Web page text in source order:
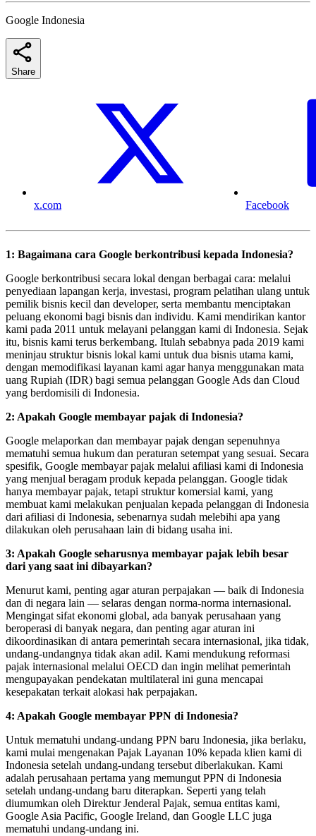
Google Indonesia
Share
x.com Facebook
1: Bagaimana cara Google berkontribusi kepada Indonesia?
Google berkontribusi secara lokal dengan berbagai cara: melalui
penyediaan lapangan kerja, investasi, program pelatihan ulang untuk
pemilik bisnis kecil dan developer, serta membantu menciptakan
peluang ekonomi bagi bisnis dan individu. Kami mendirikan kantor
kami pada 2011 untuk melayani pelanggan kami di Indonesia. Sejak
itu, bisnis kami terus berkembang. Itulah sebabnya pada 2019 kami
meninjau struktur bisnis lokal kami untuk dua bisnis utama kami,
dengan memodifikasi layanan kami agar hanya menggunakan mata
uang Rupiah (IDR) bagi semua pelanggan Google Ads dan Cloud
yang berdomisili di Indonesia.
2: Apakah Google membayar pajak di Indonesia?
Google melaporkan dan membayar pajak dengan sepenuhnya
mematuhi semua hukum dan peraturan setempat yang sesuai. Secara
spesifik, Google membayar pajak melalui afiliasi kami di Indonesia
yang menjual beragam produk kepada pelanggan. Google tidak
hanya membayar pajak, tetapi struktur komersial kami, yang
membuat kami melakukan penjualan kepada pelanggan di Indonesia
dari afiliasi di Indonesia, sebenarnya sudah melebihi apa yang
dilakukan oleh perusahaan lain di bidang usaha ini.
3: Apakah Google seharusnya membayar pajak lebih besar
dari yang saat ini dibayarkan?
Menurut kami, penting agar aturan perpajakan — baik di Indonesia
dan di negara lain — selaras dengan norma-norma internasional.
Mengingat sifat ekonomi global, ada banyak perusahaan yang
beroperasi di banyak negara, dan penting agar aturan ini
dikoordinasikan di antara pemerintah secara internasional, jika tidak,
undang-undangnya tidak akan adil. Kami mendukung reformasi
pajak internasional melalui OECD dan ingin melihat pemerintah
mengupayakan pendekatan multilateral ini guna mencapai
kesepakatan terkait alokasi hak perpajakan.
4: Apakah Google membayar PPN di Indonesia?
Untuk mematuhi undang-undang PPN baru Indonesia, jika berlaku,
kami mulai mengenakan Pajak Layanan 10% kepada klien kami di
Indonesia setelah undang-undang tersebut diberlakukan. Kami
adalah perusahaan pertama yang memungut PPN di Indonesia
setelah undang-undang baru diterapkan. Seperti yang telah
diumumkan oleh Direktur Jenderal Pajak, semua entitas kami,
Google Asia Pacific, Google Ireland, dan Google LLC juga
mematuhi undang-undang ini.